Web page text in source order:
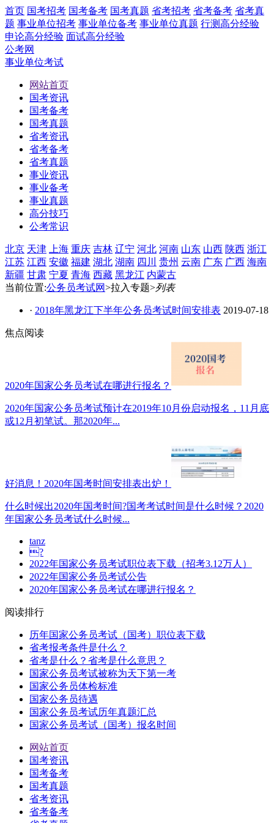
首页 国考招考 国考备考 国考真题 省考招考 省考备考 省考真
题 事业单位招考 事业单位备考 事业单位真题 行测高分经验
申论高分经验 面试高分经验
公考网
事业单位考试
网站首页
国考资讯
国考备考
国考真题
省考资讯
省考备考
省考真题
事业资讯
事业备考
事业真题
高分技巧
公考常识
北京 天津 上海 重庆 吉林 辽宁 河北 河南 山东 山西 陕西 浙江
江苏 江西 安徽 福建 湖北 湖南 四川 贵州 云南 广东 广西 海南
新疆 甘肃 宁夏 青海 西藏 黑龙江 内蒙古
当前位置:公务员考试网>拉入专题>列表
· 2018年黑龙江下半年公务员考试时间安排表 2019-07-18
焦点阅读
2020年国家公务员考试在哪进行报名？
2020年国家公务员考试预计在2019年10月份启动报名，11月底
或12月初笔试。那2020年...
好消息！2020年国考时间安排表出炉！
什么时候出2020年国考时间?国考考试时间是什么时候？2020
年国家公务员考试什么时候...
tanz
?
2022年国家公务员考试职位表下载（招考3.12万人）
2022年国家公务员考试公告
2020年国家公务员考试在哪进行报名？
阅读排行
历年国家公务员考试（国考）职位表下载
省考报考条件是什么？
省考是什么？省考是什么意思？
国家公务员考试被称为天下第一考
国家公务员体检标准
国家公务员待遇
国家公务员考试历年真题汇总
国家公务员考试（国考）报名时间
网站首页
国考资讯
国考备考
国考真题
省考资讯
省考备考